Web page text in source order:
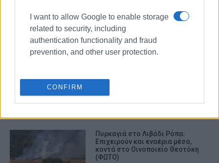
I want to allow Google to enable storage
related to security, including
authentication functionality and fraud
prevention, and other user protection.
CONFIRM
Φωτιά σε κατοικία στους
Καλαφατιώνες: Σοβαρές υλικές
Πυρκαγιά στο Λιβάδι Ρόπα:
Επιχειρούν και εναέρια μέσα,
κοντά στο Οινοποιείο Θεοτόκη
(ΦΩΤΟ)